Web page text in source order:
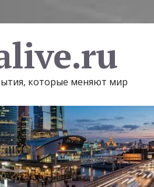
которые меняют мир